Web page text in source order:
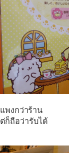
พงกว่าร้าน
ก็ถือว่ารับได้